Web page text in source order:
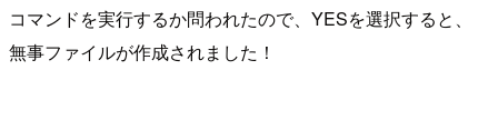
コマンドを実行するか問われたので、YESを選択すると、
無事ファイルが作成されました！